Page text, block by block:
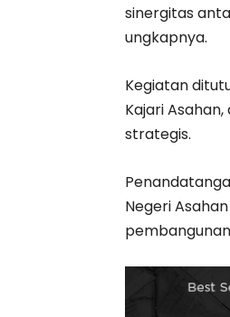
sinergitas
ungkapnya.
Kegiatan
Kajari
strategis.
Negeri